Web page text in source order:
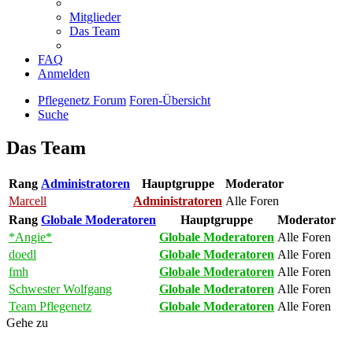
Mitglieder
Das Team
FAQ
Anmelden
Pflegenetz Forum Foren-Übersicht
Suche
Das Team
Rang Administratoren Hauptgruppe
Moderator
Marcell
Administratoren Alle Foren
Rang Globale Moderatoren Hauptgruppe
Moderator
*Angie*
Globale Moderatoren Alle Foren
doedl
Globale Moderatoren Alle Foren
fmh
Globale Moderatoren Alle Foren
Schwester Wolfgang
Globale Moderatoren Alle Foren
Team Pflegenetz
Globale Moderatoren Alle Foren
Gehe zu